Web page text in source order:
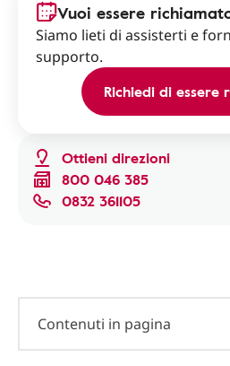
Ottieni direzioni
800 046 385
0832 361105
Vuoi essere
Siamo lieti di assisterti e
supporto.
Richiedi di essere
Contenuti in pagina